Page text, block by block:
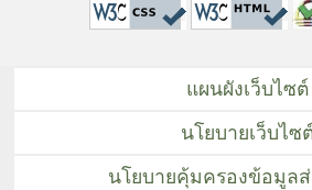
แผนผังเว็บไซต์
นโยบายเว็บไซ
นโยบายคุ้มครองข้อมูล